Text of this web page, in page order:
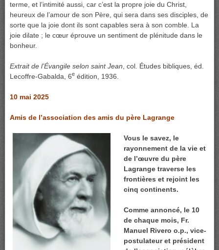
terme, et l’intimité aussi, car c’est la propre joie du Christ,
heureux de l’amour de son Père, qui sera dans ses disciples, de
sorte que la joie dont ils sont capables sera à son comble. La
joie dilate ; le cœur éprouve un sentiment de plénitude dans le
bonheur.
Extrait de l’Évangile selon saint Jean , col. Études bibliques, éd.
Lecoffre-Gabalda, 6e édition, 1936.
10 mai 2025
Amis de l’association des amis du père Lagrange
Vous le savez, le
rayonnement de la vie et
de l’œuvre du père
Lagrange traverse les
frontières et rejoint les
cinq continents.
Comme annoncé, le 10
de chaque mois, Fr.
Manuel Rivero o.p., vice-
postulateur et président